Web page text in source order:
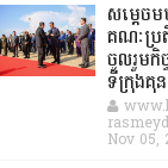
សម្តេច
គណៈប្រ
ចូលរួមកិ
ទីក្រុងគុ
Nov 05,